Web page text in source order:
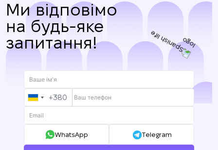
Ми відповімо
на будь-яке
запитання!
UKRAINE
+380
+380
WhatsApp Telegram